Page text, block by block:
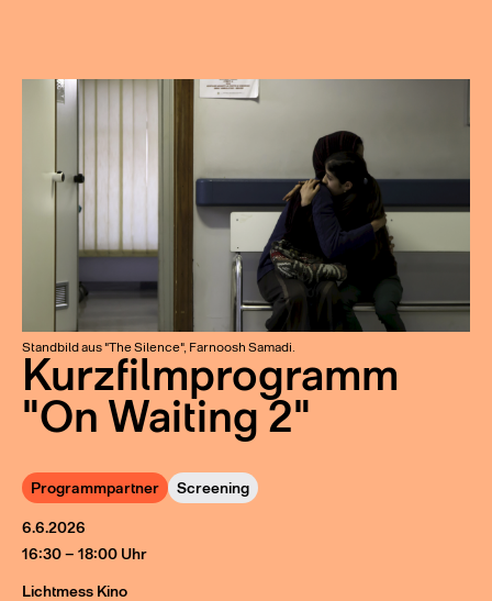
Kurzfilmprogramm
"On Waiting 2"
Programmpartner Screening
6.6.2026
16:30 – 18:00 Uhr
Lichtmess Kino
Standbild aus "The Silence", Farnoosh Samadi.